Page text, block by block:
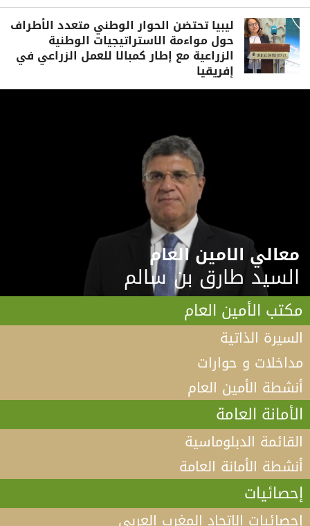
ليبيا تحتضن الحوار الوطني متعدد الأطراف
حول مواءمة الاستراتيجيات الوطنية
الزراعية مع إطار كمبالا للعمل الزراعي في
إفريقيا
معالي الامين العام
السيد طارق بن سالم
مكتب الأمين العام
السيرة الذاتية
مداخلات و حوارات
أنشطة الأمين العام
الأمانة العامة
القائمة الدبلوماسية
أنشطة الأمانة العامة
إحصائيات
إحصائيات الاتحاد المغرب العربي